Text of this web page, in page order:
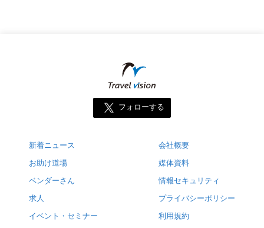
フォローする
新着ニュース
お助け道場
ベンダーさん
求人
イベント・セミナー
会社概要
媒体資料
情報セキュリティ
プライバシーポリシー
利用規約